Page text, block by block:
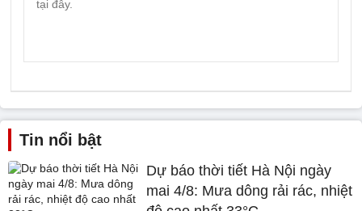
Tin nổi bật
Dự báo thời tiết Hà Nội ngày
mai 4/8: Mưa dông rải rác, nhiệt